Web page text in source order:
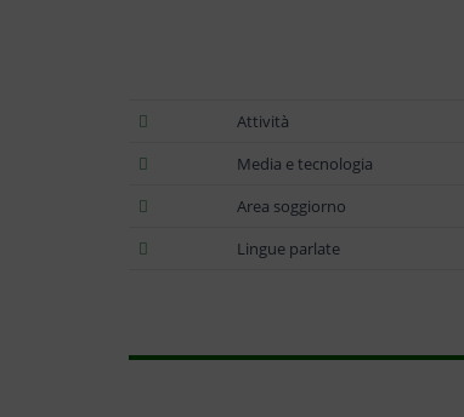
Attività
Media e tecnologia
Area soggiorno
Lingue parlate